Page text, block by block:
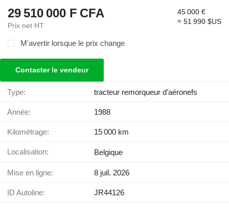
29 510 000 F CFA
Prix net HT
45 000 €
≈ 51 990 $US
M'avertir lorsque le prix change
Contacter le vendeur
Type: tracteur remorqueur d'aéronefs
Année: 1988
Kilométrage: 15 000 km
Localisation: Belgique
Mise en ligne: 8 juil. 2026
ID Autoline: JR44126